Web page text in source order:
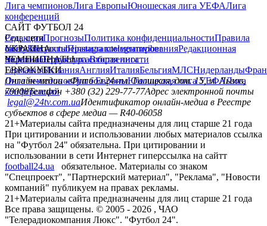
Лига чемпионовЛига ЕвропыЮношеская лига УЕФАЛига
конференций
САЙТ ФУТБОЛ 24
РедакцияПрогнозыПолитика конфиденциальностиПравила
сайтуКонтактыПравила комментированияРедакционная
политикаСтруктура собственности
Соц. сети
facebookxyoutubeinstagramtelegramviber
УКРАИНА
УкраинаПервая лигаВторая лига
ЧЕМПИОНАТЫ
ГерманияИспанияАнглияИталияБельгияМЛСНидерланды
ЕВРОКУБКИ
Лига чемпионовЛига ЕвропыЮношеская лига УЕФАЛига
конференций
Онлайн-медиа «Футбол 24»пл. Галицкая, дом. 15, м. Львов,
79008Телефон +380 (32) 229-77-77Адрес электронной почты
legal@24tv.com.uaИдентификатор онлайн-медиа в Реестре
субъектов в сфере медиа — R40-06058
21+Материалы сайта предназначены для лиц старше 21 года
При цитировании и использовании любых материалов ссылка
на "Футбол 24" обязательна. При цитировании и
использовании в сети Интернет гиперссылка на сайтт
football24.ua
обязательное. Материалы со знаком
"Спецпроект", "Партнерский материал", "Реклама", "Новости
компаний" публикуем на правах рекламы.
21+Материалы сайта предназначены для лиц старше 21 года
Все права защищены. © 2005 - 2026 , ЧАО
"Телерадиокомпания Люкс". "Футбол 24".